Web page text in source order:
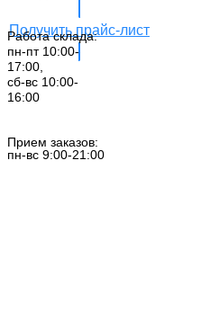
Получить прайс-лист
Работа склада:
пн-пт 10:00-
17:00,
сб-вс 10:00-
16:00
Прием заказов:
пн-вс 9:00-21:00